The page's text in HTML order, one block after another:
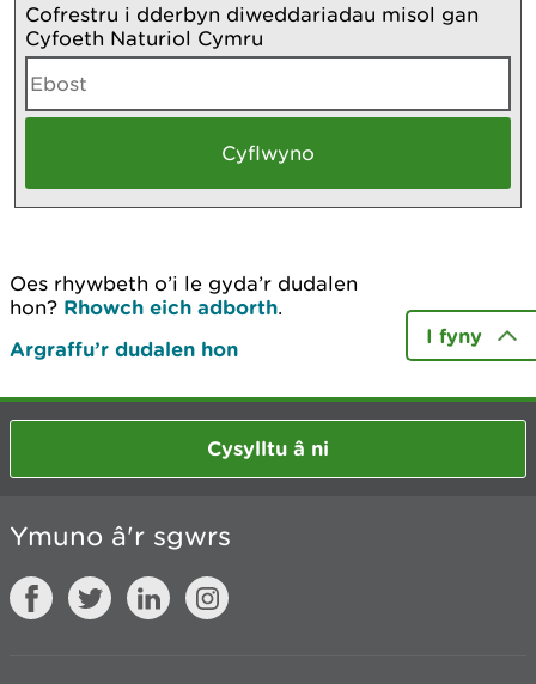
Cofrestru i dderbyn diweddariadau misol gan
Cyfoeth Naturiol Cymru
Oes rhywbeth o’i le gyda’r dudalen
hon? Rhowch eich adborth.
Argraffu’r dudalen hon
I fyny
Cysylltu â ni
Ymuno â'r sgwrs